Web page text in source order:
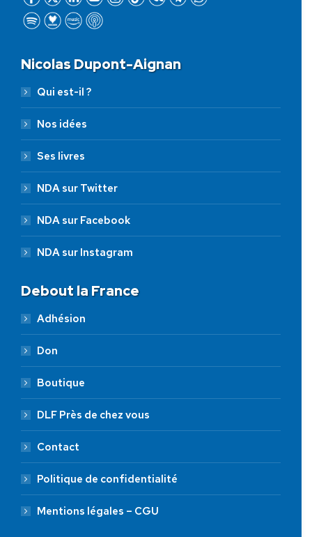
Nicolas Dupont-Aignan
Qui est-il ?
Nos idées
Ses livres
NDA sur Twitter
NDA sur Facebook
NDA sur Instagram
Debout la France
Adhésion
Don
Boutique
DLF Près de chez vous
Contact
Politique de confidentialité
Mentions légales – CGU